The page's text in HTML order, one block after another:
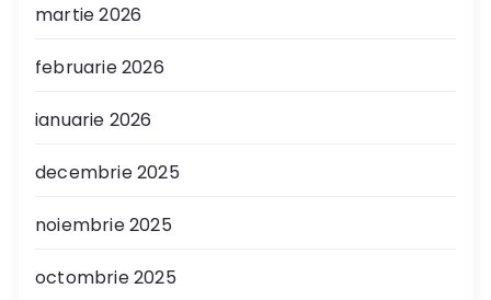
martie 2026
februarie 2026
ianuarie 2026
decembrie 2025
noiembrie 2025
octombrie 2025